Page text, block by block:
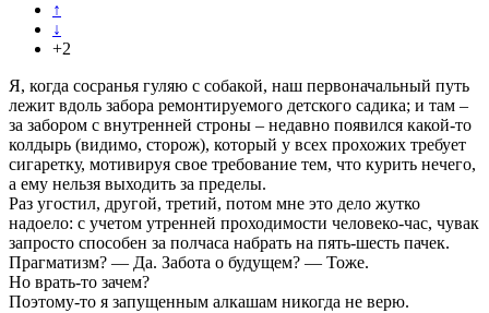
↑
↓
+2
Я, когда сосранья гуляю с собакой, наш первоначальный путь
лежит вдоль забора ремонтируемого детского садика; и там –
за забором с внутренней строны – недавно появился какой-то
колдырь (видимо, сторож), который у всех прохожих требует
сигаретку, мотивируя свое требование тем, что курить нечего,
а ему нельзя выходить за пределы.
Раз угостил, другой, третий, потом мне это дело жутко
надоело: с учетом утренней проходимости человеко-час, чувак
запросто способен за полчаса набрать на пять-шесть пачек.
Прагматизм? — Да. Забота о будущем? — Тоже.
Но врать-то зачем?
Поэтому-то я запущенным алкашам никогда не верю.